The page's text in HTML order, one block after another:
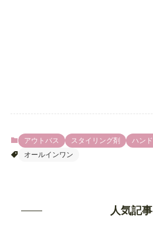
アウトバス スタイリング剤
ハン
オールインワン
人気記事